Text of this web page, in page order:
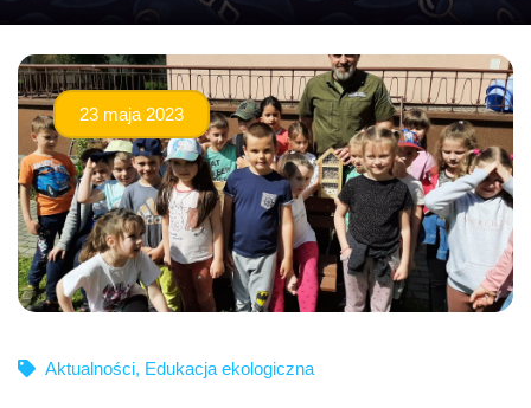
23 maja 2023
Aktualności, Edukacja ekologiczna